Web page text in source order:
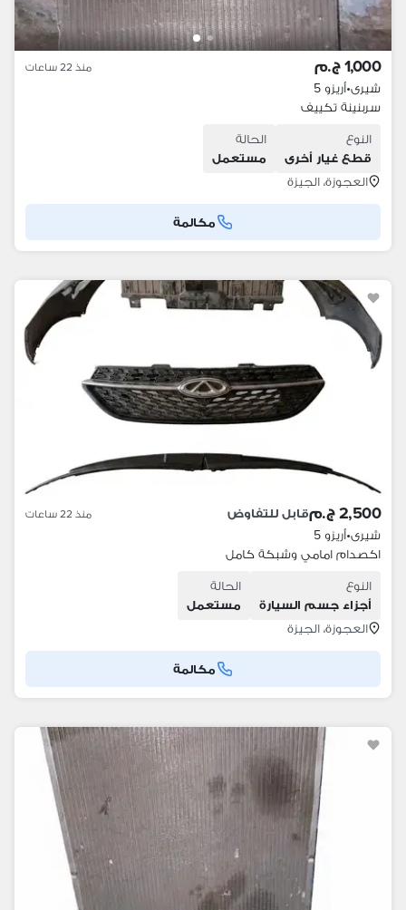
1,000 ج.م منذ 22 ساعات
شيرى•أريزو 5
سربنينة تكييف
النوع
قطع غيار أخرى
الحالة
مستعمل
العجوزة، الجيزة
مكالمة
2,500 ج.م قابل للتفاوض منذ 22 ساعات
شيرى•أريزو 5
اكصدام امامي وشبكة كامل
النوع
أجزاء جسم السيارة
الحالة
مستعمل
العجوزة، الجيزة
مكالمة